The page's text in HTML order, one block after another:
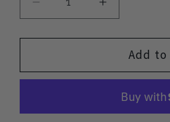
Decrease
quantity
for
Set
Increase
quantity
for
Collagen
Set
Add